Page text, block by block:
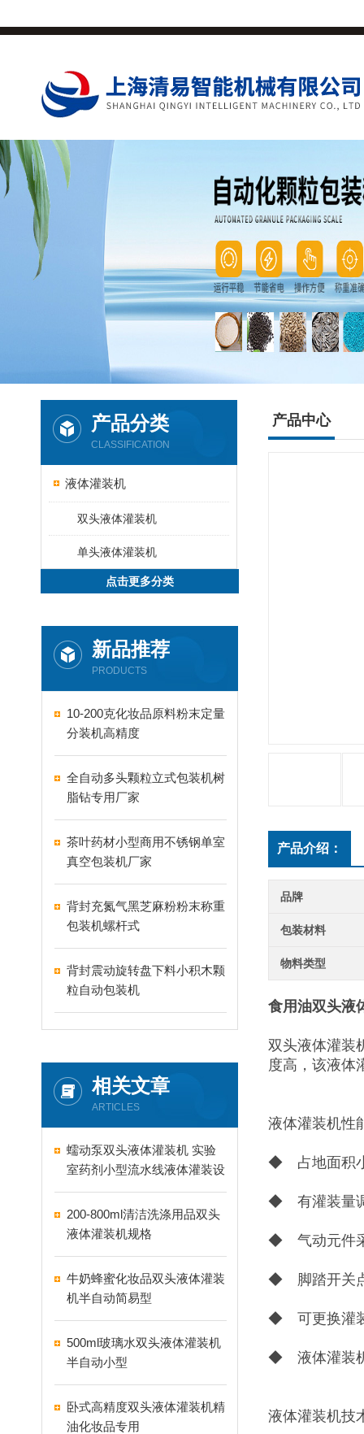
产品分类
CLASSIFICATION
液体灌装机
双头液体灌装机
单头液体灌装机
点击更多分类
新品推荐
PRODUCTS
10-200克化妆品原料粉末定量
分装机高精度
全自动多头颗粒立式包装机树
脂钻专用厂家
茶叶药材小型商用不锈钢单室
真空包装机厂家
背封充氮气黑芝麻粉粉末称重
包装机螺杆式
背封震动旋转盘下料小积木颗
粒自动包装机
相关文章
ARTICLES
蠕动泵双头液体灌装机 实验
室药剂小型流水线液体灌装设
备
200-800ml清洁洗涤用品双头
液体灌装机规格
牛奶蜂蜜化妆品双头液体灌装
机半自动简易型
500ml玻璃水双头液体灌装机
半自动小型
卧式高精度双头液体灌装机精
油化妆品专用
产品中心
产品介绍：
品牌
包装材料
物料类型
食用油双头液
双头液体灌装
度高，该液体
液体灌装机性
◆ 占地面积小
◆ 有灌装量调
◆ 气动元件采
◆ 脚踏开关点
◆ 可更换灌装
◆ 液体灌装机
液体灌装机技